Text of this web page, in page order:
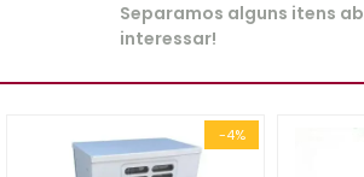
Separamos alguns itens
interessar!
-4%